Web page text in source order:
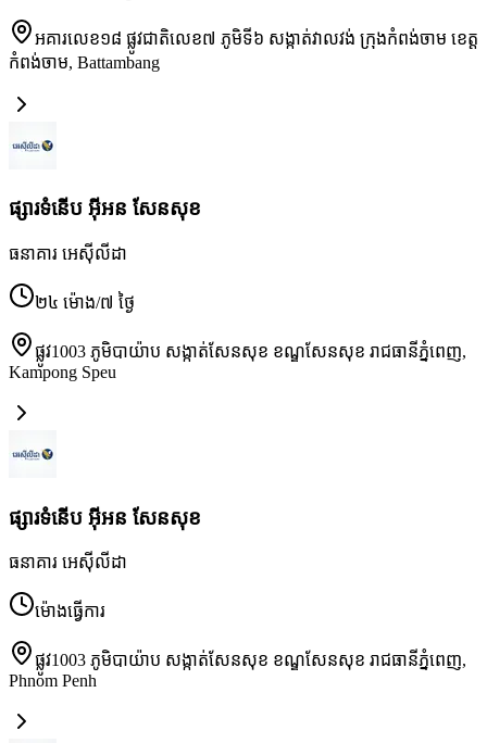
អគារលេខ១៨ ផ្លូវជាតិលេខ៧ ភូមិទី៦ សង្កាត់វាលវង់ ក្រុងកំពង់ចាម ខេត្ត
កំពង់ចាម, Battambang
ផ្សារទំនើប អ៊ីអន សែនសុខ
ធនាគារ អេស៊ីលីដា
២៤ ម៉ោង/៧ ថ្ងៃ
ផ្លូវ1003 ភូមិបាយ៉ាប សង្កាត់សែនសុខ ខណ្ឌសែនសុខ រាជធានីភ្នំពេញ,
Kampong Speu
ផ្សារទំនើប អ៊ីអន សែនសុខ
ធនាគារ អេស៊ីលីដា
ម៉ោងធ្វើការ
ផ្លូវ1003 ភូមិបាយ៉ាប សង្កាត់សែនសុខ ខណ្ឌសែនសុខ រាជធានីភ្នំពេញ,
Phnom Penh